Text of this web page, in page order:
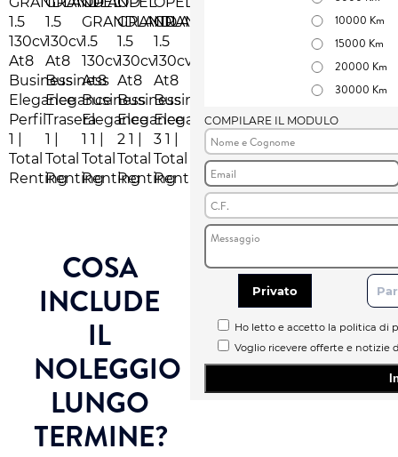
COSA
INCLUDE
IL
NOLEGGIO
LUNGO
TERMINE?
10000 Km
15000 Km
20000 Km
30000 Km
COMPILARE IL MODULO
Privato
Ho letto e accetto la politica di
Voglio ricevere offerte e notizie